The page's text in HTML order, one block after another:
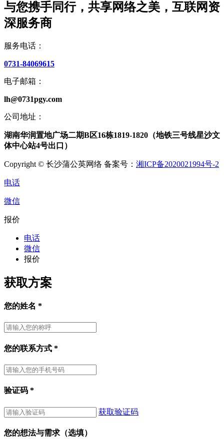
与您携手同行，共享网络之美，互联网资
深服务商
服务电话：
0731-84069615
电子邮箱：
lh@0731pgy.com
公司地址：
湖南华润置地广场二期B区16栋1819-1820（地铁三号线星沙文
体中心站4号出口）
Copyright © 长沙蒲公英网络 备案号： 湘ICP备2020021994号-2
电话
微信
报价
电话
微信
报价
获取方案
您的姓名 *
您的联系方式 *
验证码 *
获取验证码
您的想法与需求（选填）